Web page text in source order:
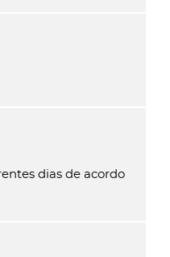
dias de acordo